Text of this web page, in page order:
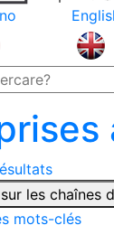
les chaînes
mots-clés